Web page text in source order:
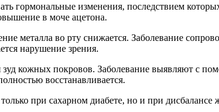
гормональные изменения, последствием
в моче ацетона.
металла во рту снижается. Заболевание
нарушение зрения.
зуд кожных покровов. Заболевание выявляют с
восстанавливается.
при сахарном диабете, но и при дисбалансе